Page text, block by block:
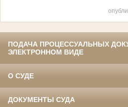
ПОДАЧА ПРОЦЕССУАЛЬНЫХ
ЭЛЕКТРОННОМ ВИДЕ
О СУДЕ
ДОКУМЕНТЫ СУДА